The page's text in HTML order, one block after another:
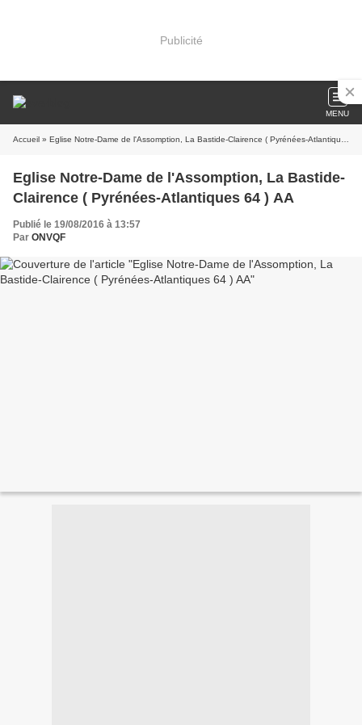
Publicité
MENU
Accueil » Eglise Notre-Dame de l'Assomption, La Bastide-Clairence ( Pyrénées-Atlantiques 64 ) AA
Eglise Notre-Dame de l'Assomption, La Bastide-
Clairence ( Pyrénées-Atlantiques 64 ) AA
Publié le 19/08/2016 à 13:57
Par ONVQF